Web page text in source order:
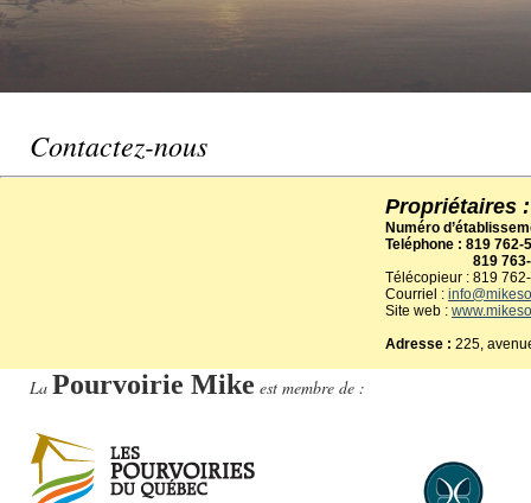
Contactez-nous
Propriétaires
Numéro
Teléphone : 819
819
Télécopieur : 819
Courriel :
Site web :
Adresse : 225,
La Pourvoirie Mike est membre de :